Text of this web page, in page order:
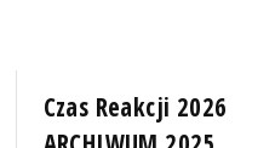
Czas Reakcji 2026